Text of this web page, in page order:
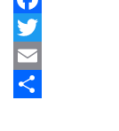
Facebook
Twitter
Email